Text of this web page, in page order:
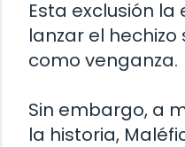
Esta exclusión
lanzar el
como venganza.
Sin embargo, a
la historia,